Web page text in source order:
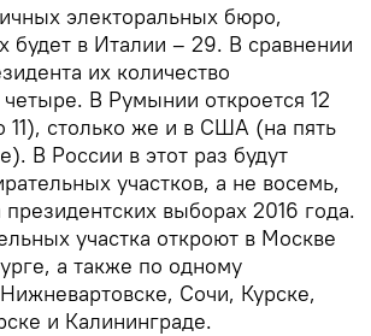
электоральных бюро,
будет в Италии – 29. В сравнении
их количество
В Румынии откроется 12
11), столько же и в США (на пять
В России в этот раз будут
участков, а не восемь,
выборах 2016 года.
участка откроют в Москве
а также по одному
Сочи, Курске,
и Калининграде.